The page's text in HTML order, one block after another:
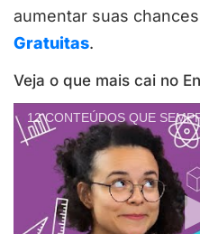
aumentar suas
Gratuitas.
Veja o que mais cai no
12 CONTEÚDOS QUE